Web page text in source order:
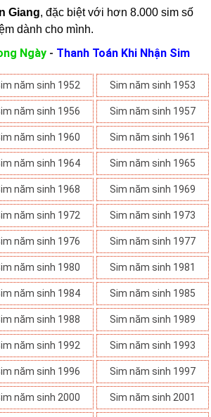
Giang, đặc biệt với hơn 8.000 sim số
dành cho mình.
Ngày - Thanh Toán Khi Nhận Sim
năm sinh 1952 Sim năm sinh 1953
năm sinh 1956 Sim năm sinh 1957
năm sinh 1960 Sim năm sinh 1961
năm sinh 1964 Sim năm sinh 1965
năm sinh 1968 Sim năm sinh 1969
năm sinh 1972 Sim năm sinh 1973
năm sinh 1976 Sim năm sinh 1977
năm sinh 1980 Sim năm sinh 1981
năm sinh 1984 Sim năm sinh 1985
năm sinh 1988 Sim năm sinh 1989
năm sinh 1992 Sim năm sinh 1993
năm sinh 1996 Sim năm sinh 1997
năm sinh 2000 Sim năm sinh 2001